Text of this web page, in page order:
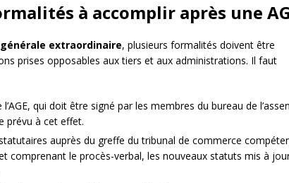
à accomplir après une
extraordinaire, plusieurs formalités doivent être
prises opposables aux tiers et aux administrations. Il faut
qui doit être signé par les membres du bureau de
prévu à cet effet.
auprès du greffe du tribunal de commerce
comprenant le procès-verbal, les nouveaux statuts mis à